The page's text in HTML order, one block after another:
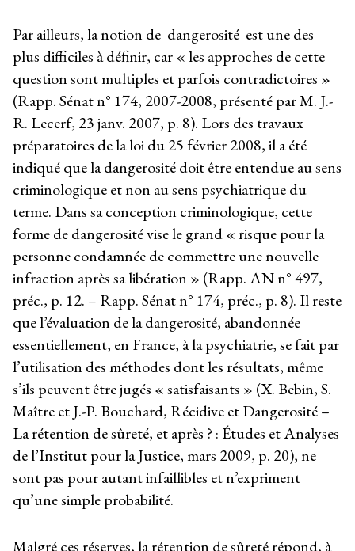
Par ailleurs, la notion de dangerosité est une des
plus difficiles à définir, car « les approches de cette
question sont multiples et parfois contradictoires »
(Rapp. Sénat n° 174, 2007-2008, présenté par M. J.-
R. Lecerf, 23 janv. 2007, p. 8). Lors des travaux
préparatoires de la loi du 25 février 2008, il a été
indiqué que la dangerosité doit être entendue au sens
criminologique et non au sens psychiatrique du
terme. Dans sa conception criminologique, cette
forme de dangerosité vise le grand « risque pour la
personne condamnée de commettre une nouvelle
infraction après sa libération » (Rapp. AN n° 497,
préc., p. 12. – Rapp. Sénat n° 174, préc., p. 8). Il reste
que l’évaluation de la dangerosité, abandonnée
essentiellement, en France, à la psychiatrie, se fait par
l’utilisation des méthodes dont les résultats, même
s’ils peuvent être jugés « satisfaisants » (X. Bebin, S.
Maître et J.-P. Bouchard, Récidive et Dangerosité –
La rétention de sûreté, et après ? : Études et Analyses
de l’Institut pour la Justice, mars 2009, p. 20), ne
sont pas pour autant infaillibles et n’expriment
qu’une simple probabilité.
Malgré ces réserves, la rétention de sûreté répond, à